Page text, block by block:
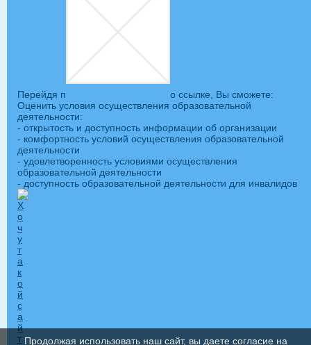
Перейдя п
о ссылке, Вы сможете:
Оценить условия осуществления образовательной
деятельности:
- открытость и доступность информации об организации
- комфортность условий осуществления образовательной
деятельности
- удовлетворенность условиями осуществления
образовательной деятельности
- доступность образовательной деятельности для инвалидов
Продолжая использовать наш сайт, вы даете согласие на